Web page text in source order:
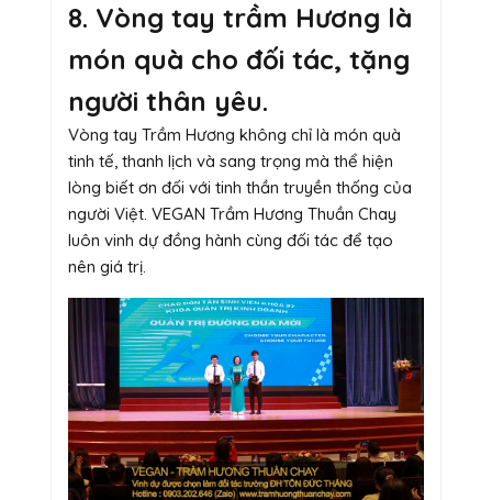
8. Vòng tay trầm Hương là
món quà cho đối tác, tặng
người thân yêu.
Vòng tay Trầm Hương không chỉ là món quà
tinh tế, thanh lịch và sang trọng mà thể hiện
lòng biết ơn đối với tinh thần truyền thống của
người Việt. VEGAN Trầm Hương Thuần Chay
luôn vinh dự đồng hành cùng đối tác để tạo
nên giá trị.